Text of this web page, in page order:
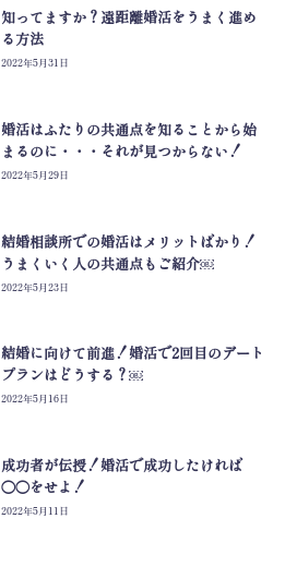
知ってますか？遠距離婚活をうまく進め
る方法
2022年5月31日
婚活はふたりの共通点を知ることから始
まるのに・・・それが見つからない！
2022年5月29日
結婚相談所での婚活はメリットばかり！
うまくいく人の共通点もご紹介￼
2022年5月23日
結婚に向けて前進！婚活で2回目のデート
プランはどうする？￼
2022年5月16日
成功者が伝授！婚活で成功したければ
◯◯をせよ！
2022年5月11日